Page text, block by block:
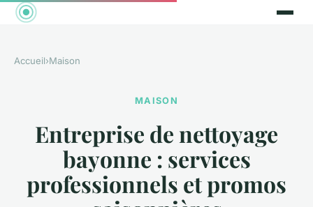
Accueil›Maison
MAISON
Entreprise de nettoyage
bayonne : services
professionnels et promos